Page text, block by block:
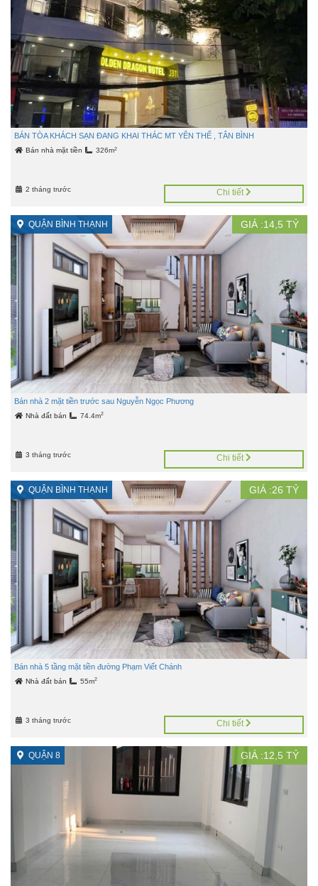
BÁN TÒA KHÁCH SẠN ĐANG KHAI THÁC MT YÊN THẾ , TÂN BÌNH
Bán nhà mặt tiền 326m2
2 tháng trước Chi tiết
QUẬN BÌNH THẠNH GIÁ :14,5 TỶ
Bán nhà 2 mặt tiền trước sau Nguyễn Ngọc Phương
Nhà đất bán 74.4m2
3 tháng trước Chi tiết
QUẬN BÌNH THẠNH GIÁ :26 TỶ
Bán nhà 5 tầng mặt tiền đường Phạm Viết Chánh
Nhà đất bán 55m2
3 tháng trước Chi tiết
QUẬN 8 GIÁ :12,5 TỶ